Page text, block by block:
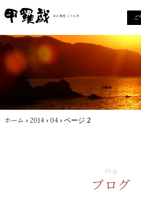
ご
ホーム › 2014 › 04 ›ページ 2
Blog
ブログ